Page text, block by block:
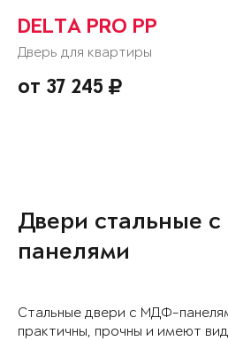
DELTA PRO PP
Дверь для квартиры
от 37 245
Двери стальные с
панелями
Стальные двери с МДФ-
практичны, прочны и имеют